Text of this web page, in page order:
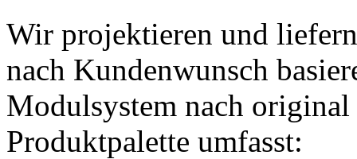
Wir projektieren und
nach Kundenwunsch
Modulsystem nach
Produktpalette umfasst: